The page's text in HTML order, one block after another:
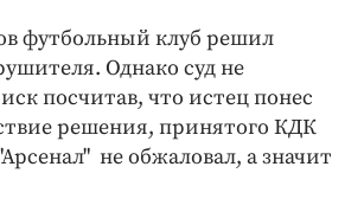
футбольный клуб решил
Однако суд не
посчитав, что истец понес
решения, принятого КДК
не обжаловал, а значит